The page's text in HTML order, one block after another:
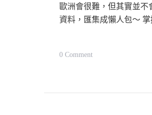
機
票、
準
歐洲會很難，但其實並
資料，匯集成懶人包～ 掌
0 CommentOn